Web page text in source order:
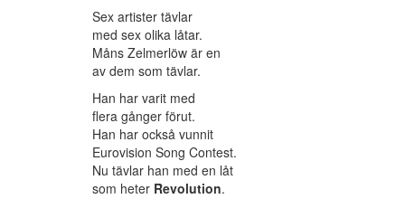
Sex artister tävlar
med sex olika låtar.
Måns Zelmerlöw är en
av dem som tävlar.
Han har varit med
flera gånger förut.
Han har också vunnit
Eurovision Song Contest.
Nu tävlar han med en låt
som heter Revolution.